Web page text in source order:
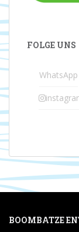
FOLGE UNS
WhatsApp
BOOMBATZE